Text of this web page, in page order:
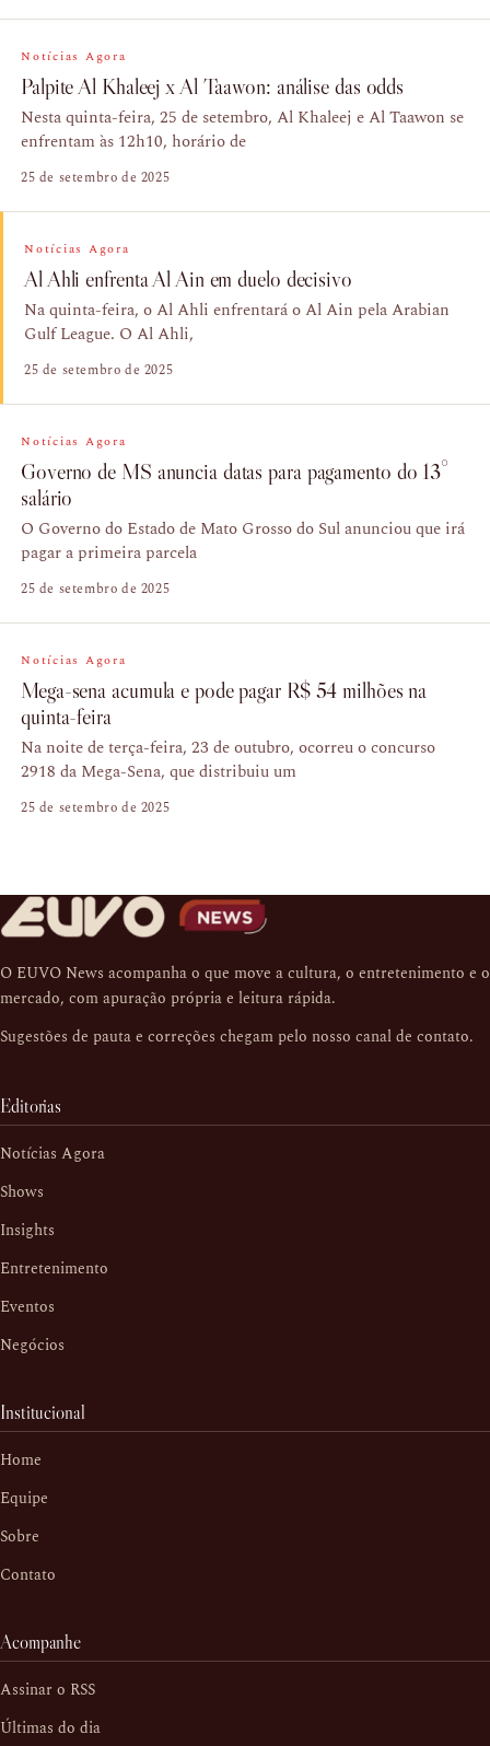
Notícias Agora
Palpite Al Khaleej x Al Taawon: análise das odds
Nesta quinta-feira, 25 de setembro, Al Khaleej e Al Taawon se
enfrentam às 12h10, horário de
25 de setembro de 2025
Notícias Agora
Al Ahli enfrenta Al Ain em duelo decisivo
Na quinta-feira, o Al Ahli enfrentará o Al Ain pela Arabian
Gulf League. O Al Ahli,
25 de setembro de 2025
Notícias Agora
Governo de MS anuncia datas para pagamento do 13°
salário
O Governo do Estado de Mato Grosso do Sul anunciou que irá
pagar a primeira parcela
25 de setembro de 2025
Notícias Agora
Mega-sena acumula e pode pagar R$ 54 milhões na
quinta-feira
Na noite de terça-feira, 23 de outubro, ocorreu o concurso
2918 da Mega-Sena, que distribuiu um
25 de setembro de 2025
O EUVO News acompanha o que move a cultura, o entretenimento e o
mercado, com apuração própria e leitura rápida.
Sugestões de pauta e correções chegam pelo nosso canal de contato.
Editorias
Notícias Agora
Shows
Insights
Entretenimento
Eventos
Negócios
Institucional
Home
Equipe
Sobre
Contato
Acompanhe
Assinar o RSS
Últimas do dia